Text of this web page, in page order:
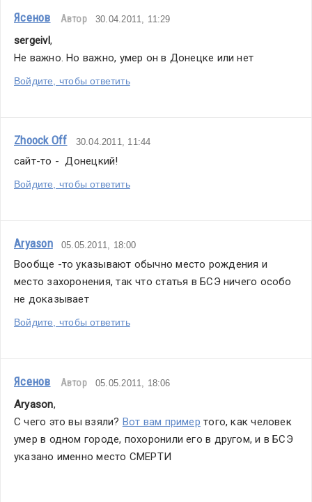
Ясенов Автор 30.04.2011, 11:29
sergeivl,
Не важно. Но важно, умер он в Донецке или нет
Войдите, чтобы ответить
Zhoock Off 30.04.2011, 11:44
сайт-то -  Донецкий!
Войдите, чтобы ответить
Aryason 05.05.2011, 18:00
Вообще -то указывают обычно место рождения и
место захоронения, так что статья в БСЭ ничего особо
не доказывает
Войдите, чтобы ответить
Ясенов Автор 05.05.2011, 18:06
Aryason,
С чего это вы взяли? Вот вам пример того, как человек
умер в одном городе, похоронили его в другом, и в БСЭ
указано именно место СМЕРТИ